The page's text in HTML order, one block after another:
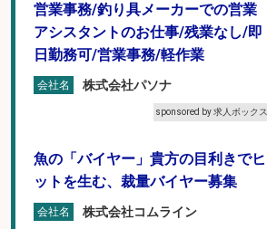
営業事務/釣り具メーカーでの営業
アシスタントのお仕事/残業なし/即
日勤務可/営業事務/軽作業
会社名 株式会社パソナ
sponsored by 求人ボックス
魚の「バイヤー」貴方の目利きでヒ
ットを生む、裁量バイヤー募集
会社名 株式会社コムライン